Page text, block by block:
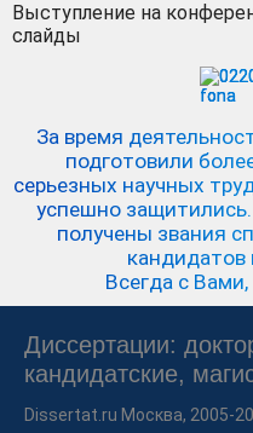
Выступление на
слайды
За время
подготовили
серьезных научных
успешно защитились.
получены звания
кандидатов
Всегда с
Диссертации:
кандидатские,
Dissertat.ru Москва, 2005-